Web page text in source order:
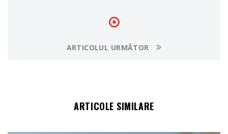
ARTICOLUL URMĂTOR
ARTICOLE SIMILARE